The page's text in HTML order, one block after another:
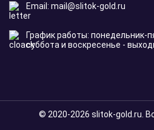
Email: mail@slitok-gold.ru
График работы: понедельник-
суббота и воскресенье -
© 2020-2026 slitok-gold.ru.